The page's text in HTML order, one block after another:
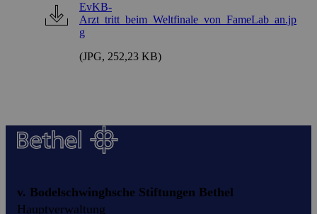
EvKB-
Arzt_tritt_beim_Weltfinale_von_FameLab_an.jp
g
(JPG, 252,23 KB)
v. Bodelschwinghsche Stiftungen Bethel
Hauptverwaltung